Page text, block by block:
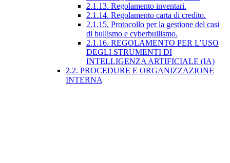
2.1.13. Regolamento inventari.
2.1.14. Regolamento carta di credito.
2.1.15. Protocollo per la gestione del casi
di bullismo e cyberbullismo.
2.1.16. REGOLAMENTO PER L’USO
DEGLI STRUMENTI DI
INTELLIGENZA ARTIFICIALE (IA)
2.2. PROCEDURE E ORGANIZZAZIONE
INTERNA